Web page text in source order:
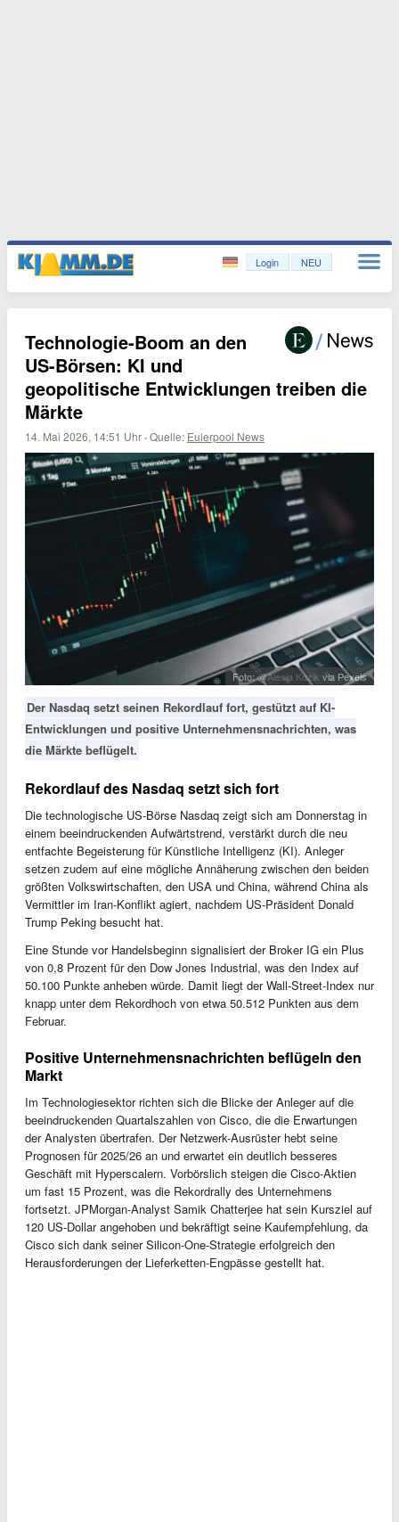
Login NEU
Technologie-Boom an den
US-Börsen: KI und
geopolitische Entwicklungen treiben die
Märkte
14. Mai 2026, 14:51 Uhr ·Quelle: Eulerpool News
Foto:@Alesia Kozik via Pexels
Der Nasdaq setzt seinen Rekordlauf fort, gestützt auf KI-
Entwicklungen und positive Unternehmensnachrichten, was
die Märkte beflügelt.
Rekordlauf des Nasdaq setzt sich fort
Die technologische US-Börse Nasdaq zeigt sich am Donnerstag in
einem beeindruckenden Aufwärtstrend, verstärkt durch die neu
entfachte Begeisterung für Künstliche Intelligenz (KI). Anleger
setzen zudem auf eine mögliche Annäherung zwischen den beiden
größten Volkswirtschaften, den USA und China, während China als
Vermittler im Iran-Konflikt agiert, nachdem US-Präsident Donald
Trump Peking besucht hat.
Eine Stunde vor Handelsbeginn signalisiert der Broker IG ein Plus
von 0,8 Prozent für den Dow Jones Industrial, was den Index auf
50.100 Punkte anheben würde. Damit liegt der Wall-Street-Index nur
knapp unter dem Rekordhoch von etwa 50.512 Punkten aus dem
Februar.
Positive Unternehmensnachrichten beflügeln den
Markt
Im Technologiesektor richten sich die Blicke der Anleger auf die
beeindruckenden Quartalszahlen von Cisco, die die Erwartungen
der Analysten übertrafen. Der Netzwerk-Ausrüster hebt seine
Prognosen für 2025/26 an und erwartet ein deutlich besseres
Geschäft mit Hyperscalern. Vorbörslich steigen die Cisco-Aktien
um fast 15 Prozent, was die Rekordrally des Unternehmens
fortsetzt. JPMorgan-Analyst Samik Chatterjee hat sein Kursziel auf
120 US-Dollar angehoben und bekräftigt seine Kaufempfehlung, da
Cisco sich dank seiner Silicon-One-Strategie erfolgreich den
Herausforderungen der Lieferketten-Engpässe gestellt hat.